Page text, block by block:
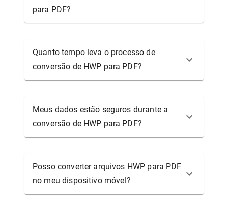
para PDF?
Quanto tempo leva o processo de
conversão de HWP para PDF?
Meus dados estão seguros durante a
conversão de HWP para PDF?
Posso converter arquivos HWP para PDF
no meu dispositivo móvel?